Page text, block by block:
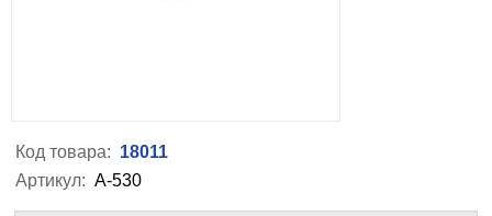
Код товара: 18011
Артикул: А-530